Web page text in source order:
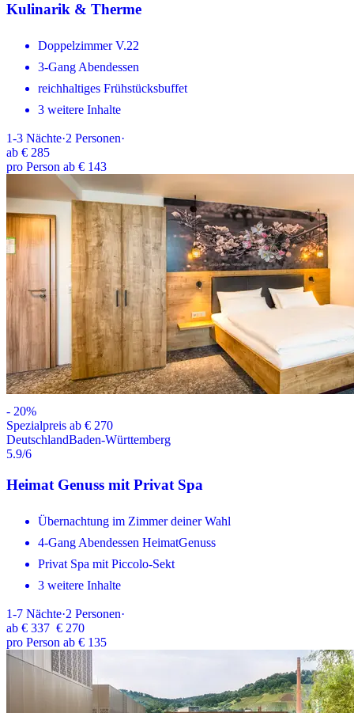
Kulinarik & Therme
Doppelzimmer V.22
3-Gang Abendessen
reichhaltiges Frühstücksbuffet
3 weitere Inhalte
1-3 Nächte·2 Personen·
ab € 285
pro Person ab € 143
- 20%
Spezialpreis ab € 270
DeutschlandBaden-Württemberg
5.9/6
Heimat Genuss mit Privat Spa
Übernachtung im Zimmer deiner Wahl
4-Gang Abendessen HeimatGenuss
Privat Spa mit Piccolo-Sekt
3 weitere Inhalte
1-7 Nächte·2 Personen·
ab € 337 € 270
pro Person ab € 135